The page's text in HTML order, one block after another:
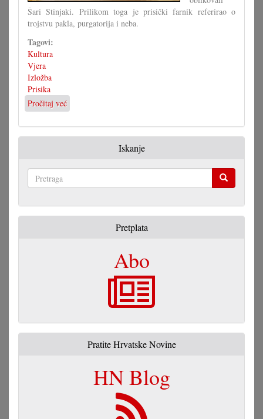
Šari Stinjaki. Prilikom toga je prisički farnik referirao o
trojstvu pakla, purgatorija i neba.
Tagovi:
Kultura
Vjera
Izložba
Prisika
Pročitaj već
»Od
pakla
do
izložba
Prisiki
Iskanje
Pretplata
Abo
Pratite Hrvatske Novine
HN Blog